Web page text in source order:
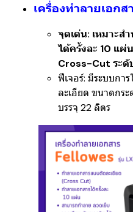
เครื่องทำลายเอกส
จุดเด่น: เหมาะส
ได้ครั้งละ 10 แผ่น
Cross-Cut ระ
ฟีเจอร์: มีระบบกา
ละเอียด ขนาดกร
บรรจุ 22 ลิตร